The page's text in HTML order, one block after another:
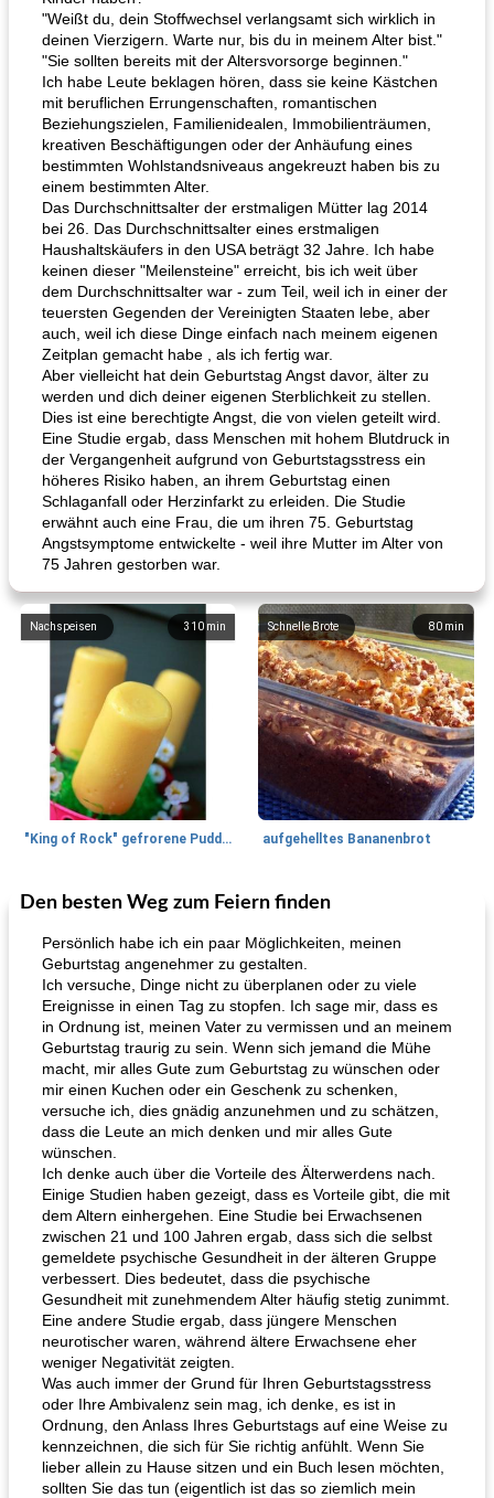
"Weißt du, dein Stoffwechsel verlangsamt sich wirklich in
deinen Vierzigern. Warte nur, bis du in meinem Alter bist."
"Sie sollten bereits mit der Altersvorsorge beginnen."
Ich habe Leute beklagen hören, dass sie keine Kästchen
mit beruflichen Errungenschaften, romantischen
Beziehungszielen, Familienidealen, Immobilienträumen,
kreativen Beschäftigungen oder der Anhäufung eines
bestimmten Wohlstandsniveaus angekreuzt haben bis zu
einem bestimmten Alter.
Das Durchschnittsalter der erstmaligen Mütter lag 2014
bei 26. Das Durchschnittsalter eines erstmaligen
Haushaltskäufers in den USA beträgt 32 Jahre. Ich habe
keinen dieser "Meilensteine" erreicht, bis ich weit über
dem Durchschnittsalter war - zum Teil, weil ich in einer der
teuersten Gegenden der Vereinigten Staaten lebe, aber
auch, weil ich diese Dinge einfach nach meinem eigenen
Zeitplan gemacht habe , als ich fertig war.
Aber vielleicht hat dein Geburtstag Angst davor, älter zu
werden und dich deiner eigenen Sterblichkeit zu stellen.
Dies ist eine berechtigte Angst, die von vielen geteilt wird.
Eine Studie ergab, dass Menschen mit hohem Blutdruck in
der Vergangenheit aufgrund von Geburtstagsstress ein
höheres Risiko haben, an ihrem Geburtstag einen
Schlaganfall oder Herzinfarkt zu erleiden. Die Studie
erwähnt auch eine Frau, die um ihren 75. Geburtstag
Angstsymptome entwickelte - weil ihre Mutter im Alter von
75 Jahren gestorben war.
310 min
Nachspeisen
"King of Rock" gefrorene Pudding Pops
80 min
Schnelle Brote
aufgehelltes Bananenbrot
27min
Mittagessen / Snacks
Hühnchen, Süßkartoffelsuppe
Potluck Desserts
Den besten Weg zum Feiern finden
Persönlich habe ich ein paar Möglichkeiten, meinen
Geburtstag angenehmer zu gestalten.
Ich versuche, Dinge nicht zu überplanen oder zu viele
Ereignisse in einen Tag zu stopfen. Ich sage mir, dass es
in Ordnung ist, meinen Vater zu vermissen und an meinem
Geburtstag traurig zu sein. Wenn sich jemand die Mühe
macht, mir alles Gute zum Geburtstag zu wünschen oder
mir einen Kuchen oder ein Geschenk zu schenken,
versuche ich, dies gnädig anzunehmen und zu schätzen,
dass die Leute an mich denken und mir alles Gute
wünschen.
Ich denke auch über die Vorteile des Älterwerdens nach.
Einige Studien haben gezeigt, dass es Vorteile gibt, die mit
dem Altern einhergehen. Eine Studie bei Erwachsenen
zwischen 21 und 100 Jahren ergab, dass sich die selbst
gemeldete psychische Gesundheit in der älteren Gruppe
verbessert. Dies bedeutet, dass die psychische
Gesundheit mit zunehmendem Alter häufig stetig zunimmt.
Eine andere Studie ergab, dass jüngere Menschen
neurotischer waren, während ältere Erwachsene eher
weniger Negativität zeigten.
Was auch immer der Grund für Ihren Geburtstagsstress
oder Ihre Ambivalenz sein mag, ich denke, es ist in
Ordnung, den Anlass Ihres Geburtstags auf eine Weise zu
kennzeichnen, die sich für Sie richtig anfühlt. Wenn Sie
lieber allein zu Hause sitzen und ein Buch lesen möchten,
sollten Sie das tun (eigentlich ist das so ziemlich mein